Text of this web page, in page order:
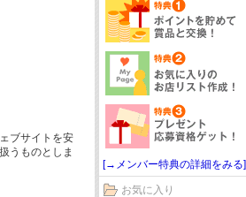
ブサイトを安
うものとしま
[→メンバー特典の詳細をみる]
お気に入り